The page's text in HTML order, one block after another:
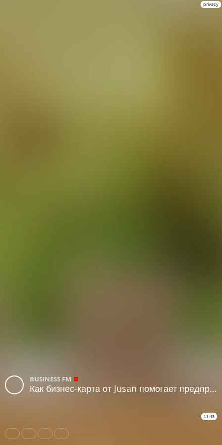
privacy
BUSINESS FM
Как бизнес-карта от Jusan помогает предпринимателям управлять финансами
11:43
Share Like